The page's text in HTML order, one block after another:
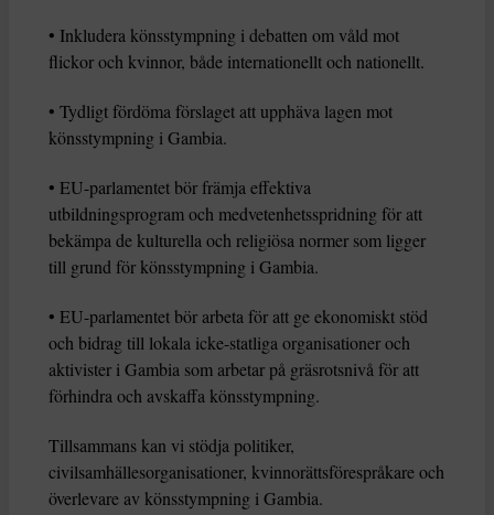
• Inkludera könsstympning i debatten om våld mot
flickor och kvinnor, både internationellt och nationellt.
• Tydligt fördöma förslaget att upphäva lagen mot
könsstympning i Gambia.
• EU-parlamentet bör främja effektiva
utbildningsprogram och medvetenhetsspridning för att
bekämpa de kulturella och religiösa normer som ligger
till grund för könsstympning i Gambia.
• EU-parlamentet bör arbeta för att ge ekonomiskt stöd
och bidrag till lokala icke-statliga organisationer och
aktivister i Gambia som arbetar på gräsrotsnivå för att
förhindra och avskaffa könsstympning.
Tillsammans kan vi stödja politiker,
civilsamhällesorganisationer, kvinnorättsförespråkare och
överlevare av könsstympning i Gambia.